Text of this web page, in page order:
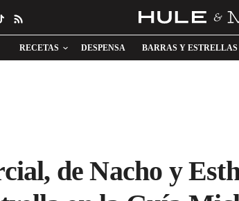
RECETAS DESPENSA BARRAS Y ESTRELLAS
de Nacho y